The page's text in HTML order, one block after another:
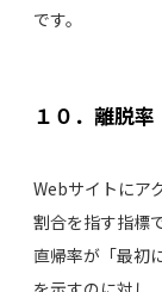
です。
１０．離脱率
Webサイトにア
割合を指す指標で
直帰率が「最初